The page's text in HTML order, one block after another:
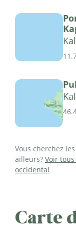
Vous cherchez
ailleurs? Voir
occidental
Carte